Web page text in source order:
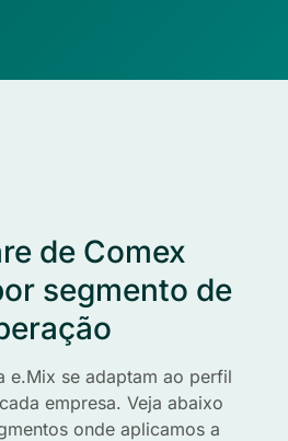
de Comex
segmento de
e.Mix se adaptam ao perfil
empresa. Veja abaixo
onde aplicamos a